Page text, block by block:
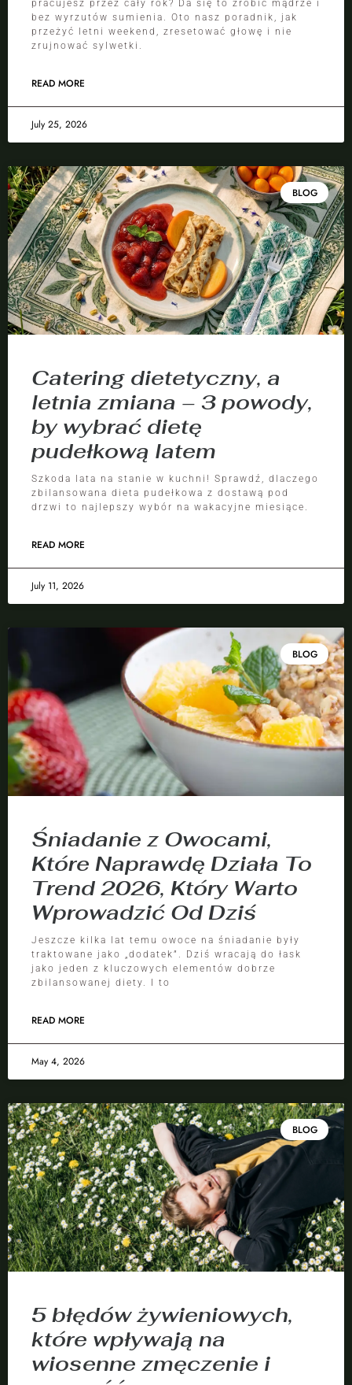
pracujesz przez cały rok? Da się to zrobić mądrze i
bez wyrzutów sumienia. Oto nasz poradnik, jak
przeżyć letni weekend, zresetować głowę i nie
zrujnować sylwetki.
READ MORE
July 25, 2026
BLOG
Catering dietetyczny, a
letnia zmiana – 3 powody,
by wybrać dietę
pudełkową latem
Szkoda lata na stanie w kuchni! Sprawdź, dlaczego
zbilansowana dieta pudełkowa z dostawą pod
drzwi to najlepszy wybór na wakacyjne miesiące.
READ MORE
July 11, 2026
BLOG
Śniadanie z Owocami,
Które Naprawdę Działa To
Trend 2026, Który Warto
Wprowadzić Od Dziś
Jeszcze kilka lat temu owoce na śniadanie były
traktowane jako „dodatek”. Dziś wracają do łask
jako jeden z kluczowych elementów dobrze
zbilansowanej diety. I to
READ MORE
May 4, 2026
BLOG
5 błędów żywieniowych,
które wpływają na
wiosenne zmęczenie i